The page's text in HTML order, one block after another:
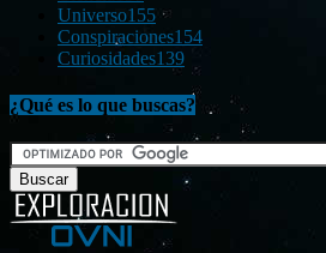
Universo155
Conspiraciones154
Curiosidades139
¿Qué es lo que buscas?